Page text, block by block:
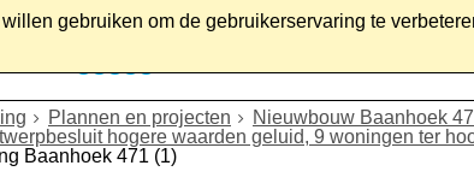
gebruiken om de gebruikerservaring te
Plannen en projecten Nieuwbouw Baanhoek
hogere waarden geluid, 9 woningen ter
Baanhoek 471 (1)